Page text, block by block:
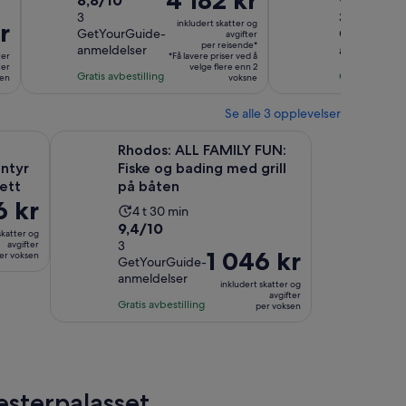
4
timer
av
10
med
3
3
GetYourGuide-
anmeldelser
Gratis avbestilling
er
4 182 kr
per
reisende*
inkludert skatter og
avgifter
per reisende*
*Få lavere priser ved å
velge flere enn 2
voksne
av
10
med
34
34
Gratis
Se alle 3 opplevelser
kr
og
avgifter
voksen
Rhodos: ALL FAMILY FUN:
Fiske og bading med grill
på båten
Aktivitetens
varighet
4
timer
og
4 t 30 min
9.4
av
10
med
3
9,4/10
3
GetYourGuide-
anmeldelser
Gratis avbestilling
Prisen
er
1 046 kr
1 046 kr
inkludert skatter og
avgifter
per voksen